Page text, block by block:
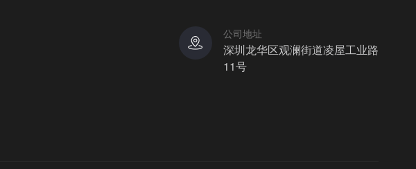
公司地址
深圳龙华区观澜街道凌屋工业路
11号